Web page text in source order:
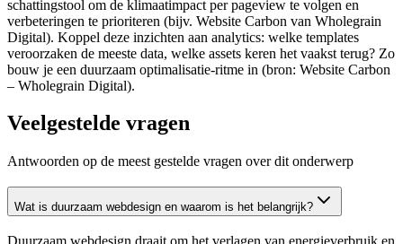
schattingstool om de klimaatimpact per pageview te volgen en
verbeteringen te prioriteren (bijv. Website Carbon van Wholegrain
Digital). Koppel deze inzichten aan analytics: welke templates
veroorzaken de meeste data, welke assets keren het vaakst terug? Zo
bouw je een duurzaam optimalisatie‑ritme in (bron: Website Carbon
– Wholegrain Digital).
Veelgestelde vragen
Antwoorden op de meest gestelde vragen over dit onderwerp
Wat is duurzaam webdesign en waarom is het belangrijk?
Duurzaam webdesign draait om het verlagen van energieverbruik en